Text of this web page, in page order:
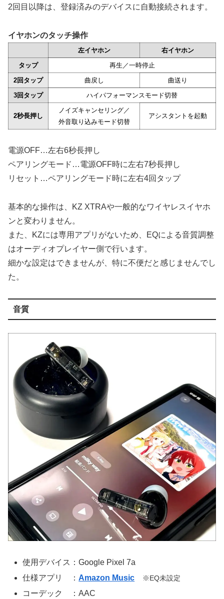
2回目以降は、登録済みのデバイスに自動接続されます。
イヤホンのタッチ操作
左イヤホン
右イヤホン
タップ
再生／一時停止
2回タップ
曲戻し
曲送り
3回タップ
ハイパフォーマンスモード切替
2秒長押し
ノイズキャンセリング／
外音取り込みモード切替
アシスタントを起動
電源OFF…左右6秒長押し
ペアリングモード…電源OFF時に左右7秒長押し
リセット…ペアリングモード時に左右4回タップ
基本的な操作は、KZ XTRAや一般的なワイヤレスイヤホ
ンと変わりません。
また、KZには専用アプリがないため、EQによる音質調整
はオーディオプレイヤー側で行います。
細かな設定はできませんが、特に不便だと感じませんでし
た。
音質
使用デバイス：Google Pixel 7a
仕様アプリ ： Amazon Music ※EQ未設定
コーデック ：AAC